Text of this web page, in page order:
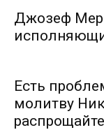
Джозеф
Есть
молитву